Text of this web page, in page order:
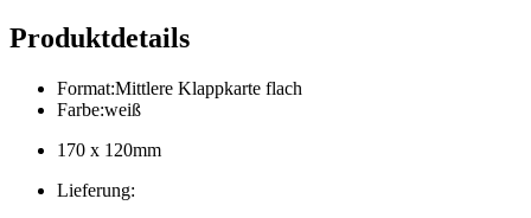
Produktdetails
Format:Mittlere Klappkarte flach
Farbe:weiß
170 x 120mm
Lieferung: